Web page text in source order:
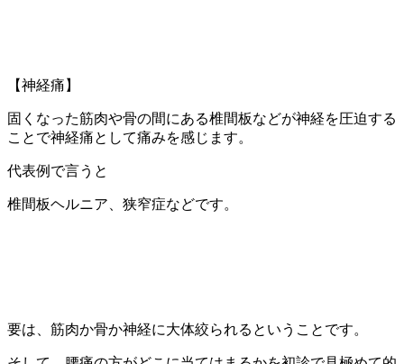
【神経痛】
固くなった筋肉や骨の間にある椎間板などが神経を圧迫する
ことで神経痛として痛みを感じます。
代表例で言うと
椎間板ヘルニア、狭窄症などです。
要は、筋肉か骨か神経に大体絞られるということです。